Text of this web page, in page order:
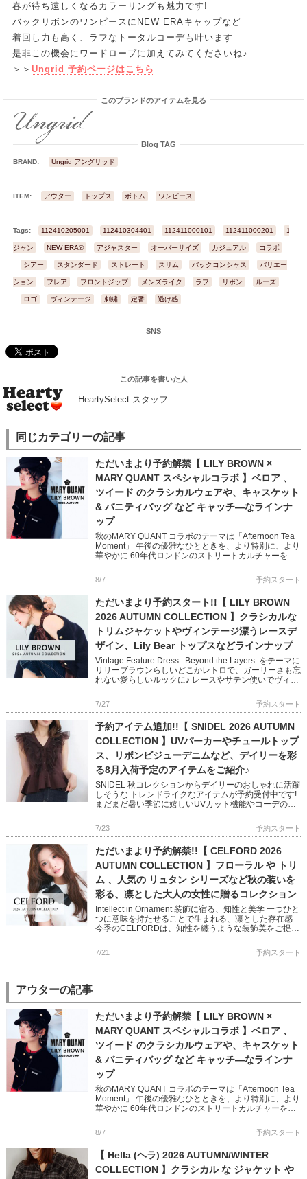
春が待ち遠しくなるカラーリングも魅力です!
バックリボンのワンピースにNEW ERAキャップなど
着回し力も高く、ラフなトータルコーデも叶います
是非この機会にワードローブに加えてみてくださいね♪
＞＞ Ungrid 予約ページはこちら
このブランドのアイテムを見る
Blog TAG
BRAND: Ungrid アングリッド
ITEM: アウター トップス ボトム ワンピース
Tags: 112410205001 112410304401 112411000101 112411000201
ジャン NEW ERA® アジャスター オーバーサイズ カジュアル コラボ
シアー スタンダード ストレート スリム バックコンシャス バリエー
ション フレア フロントジップ メンズライク ラフ リボン ルーズ
ロゴ ヴィンテージ 刺繍 定番 透け感
SNS
この記事を書いた人
HeartySelect スタッフ
同じカテゴリーの記事
ただいまより予約解禁【 LILY BROWN ×
MARY QUANT スペシャルコラボ 】ベロア 、
ツイード のクラシカルウェアや、キャスケット
& バニティバッグ など キャッチ―なラインナ
ップ
秋のMARY QUANT コラボのテーマは「Afternoon Tea
Moment」 午後の優雅なひとときを、より特別に、より
華やかに 60年代ロンドンのストリートカルチャーを象
8/7 予約スタート
ただいまより予約スタート!!【 LILY BROWN
2026 AUTUMN COLLECTION 】クラシカルな
トリムジャケットやヴィンテージ漂うレースデ
ザイン、Lily Bear トップスなどラインナップ
Vintage Feature Dress Beyond the Layers をテーマに
リリーブラウンらしいどこかレトロで、ガーリーさも忘
れない愛らしいルックに♪ レースやサテン使いでヴィン
7/27 予約スタート
予約アイテム追加!!【 SNIDEL 2026 AUTUMN
COLLECTION 】UVパーカーやチュールトップ
ス、リボンビジューデニムなど、デイリーを彩
る8月入荷予定のアイテムをご紹介♪
SNIDEL 秋コレクションからデイリーのおしゃれに活躍
しそうな トレンドライクなアイテムが予約受付中です!
まだまだ暑い季節に嬉しいUVカット機能やコーデの主
えるスタ […]
7/23 予約スタート
ただいまより予約解禁!!【 CELFORD 2026
AUTUMN COLLECTION 】フローラル や トリ
ム 、人気の リュタン シリーズなど秋の装いを
彩る、凛とした大人の女性に贈るコレクション
Intellect in Ornament 装飾に宿る、知性と美学 一つひと
つに意味を持たせることで生まれる、凛とした存在感
今季のCELFORDは、知性を纏うような装飾美をご提案
7/21 予約スタート
アウターの記事
ただいまより予約解禁【 LILY BROWN ×
MARY QUANT スペシャルコラボ 】ベロア 、
ツイード のクラシカルウェアや、キャスケット
& バニティバッグ など キャッチ―なラインナ
ップ
秋のMARY QUANT コラボのテーマは「Afternoon Tea
Moment」 午後の優雅なひとときを、より特別に、より
華やかに 60年代ロンドンのストリートカルチャーを象
8/7 予約スタート
【 Hella (ヘラ) 2026 AUTUMN/WINTER
COLLECTION 】クラシカル な ジャケット や